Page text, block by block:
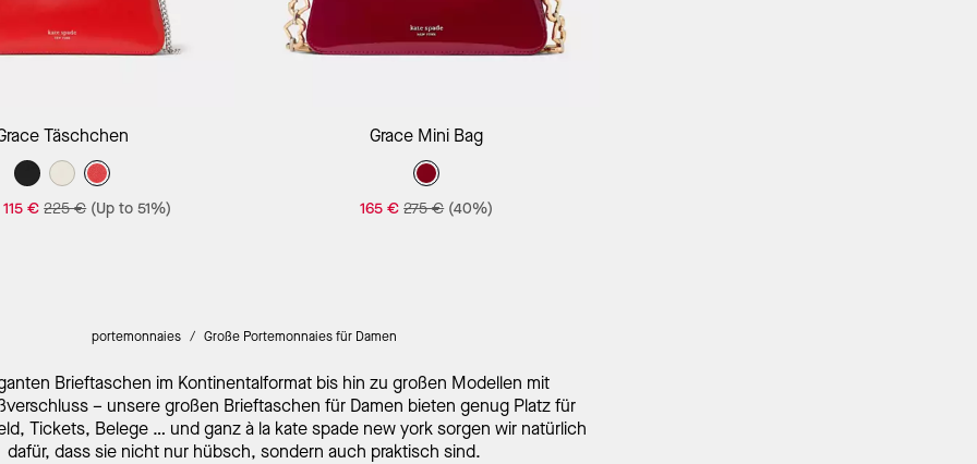
In Den Warenkorb
Täschchen
115 € 225 € (Up to 51%)
In Den Warenkorb
Grace Mini Bag
165 € 275 € (40%)
portemonnaies / Große Portemonnaies für Damen
Brieftaschen im Kontinentalformat bis hin zu großen Modellen mit
– unsere großen Brieftaschen für Damen bieten genug Platz für
Tickets, Belege … und ganz à la kate spade new york sorgen wir natürlich
dafür, dass sie nicht nur hübsch, sondern auch praktisch sind.